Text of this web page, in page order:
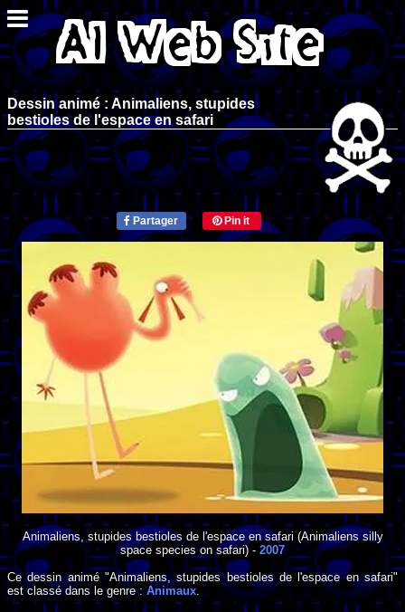
Dessin animé : Animaliens, stupides
bestioles de l'espace en safari
Partager Pin it
Animaliens, stupides bestioles de l'espace en safari (Animaliens silly
space species on safari) - 2007
Ce dessin animé "Animaliens, stupides bestioles de l'espace en safari"
est classé dans le genre :Animaux